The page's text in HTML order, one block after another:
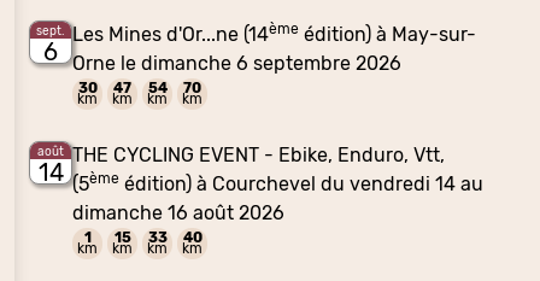
sept.
6
Les Mines d'Or...ne (14ème édition) à May-sur-
Orne le dimanche 6 septembre 2026
30
km
47
km
54
km
70
km
août
14
THE CYCLING EVENT - Ebike, Enduro, Vtt,
(5ème édition) à Courchevel du vendredi 14 au
dimanche 16 août 2026
1
km
15
km
33
km
40
km